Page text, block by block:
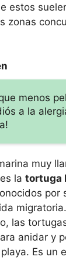
estos
zonas
menos
a la
muy
la tortuga
por
las
anidar y
Es un